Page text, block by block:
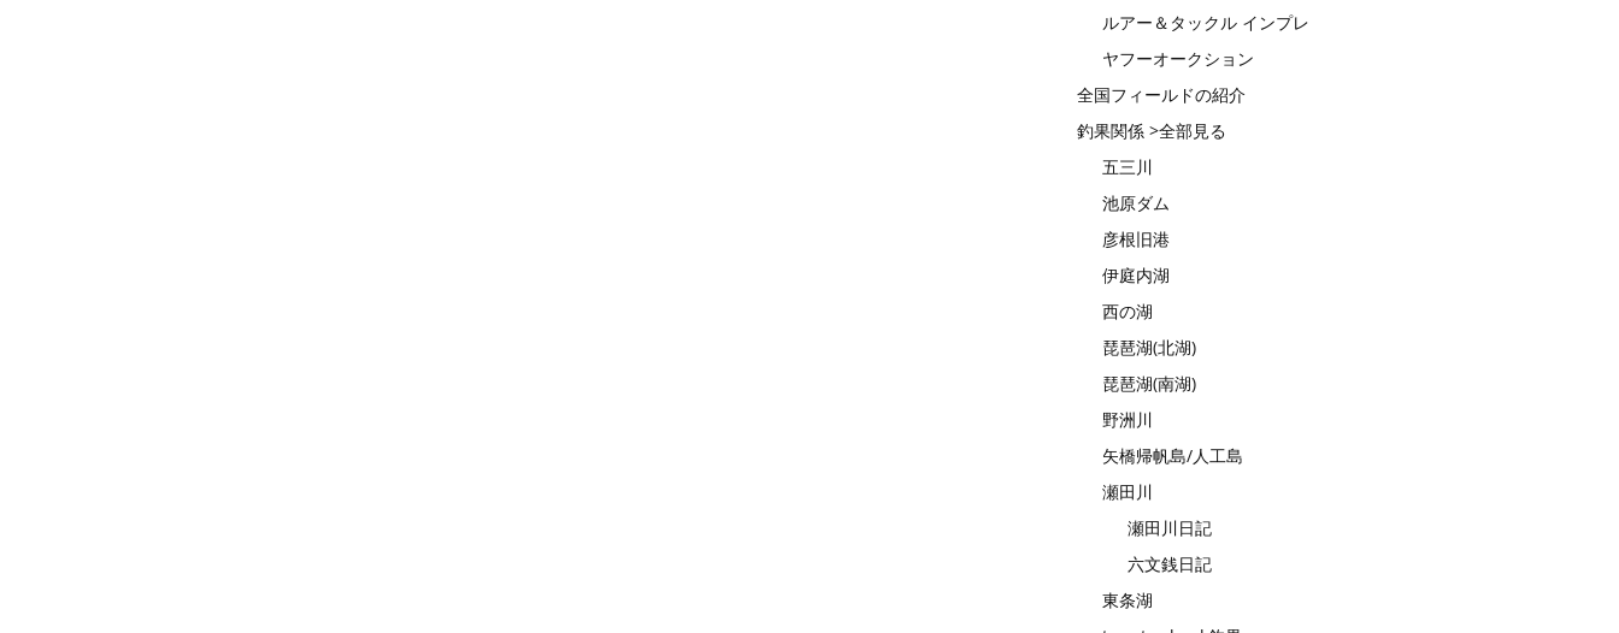
ルアー＆タックル インプレ
ヤフーオークション
全国フィールドの紹介
釣果関係 >全部見る
五三川
池原ダム
彦根旧港
伊庭内湖
西の湖
琵琶湖(北湖)
琵琶湖(南湖)
野洲川
矢橋帰帆島/人工島
瀬田川
瀬田川日記
六文銭日記
東条湖